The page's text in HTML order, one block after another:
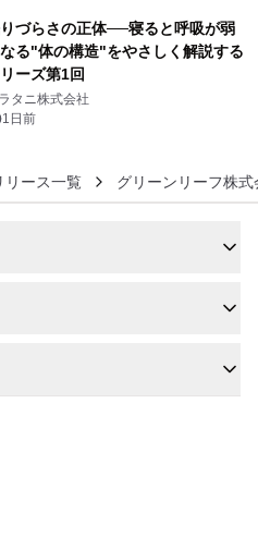
づらさの正体──寝ると呼吸が弱
なる"体の構造"をやさしく解説する
ーズ第1回
タニ株式会社
1日前
リース一覧 グリーンリーフ株式